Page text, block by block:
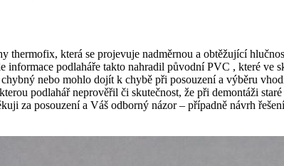
thermofix, která se projevuje nadměrnou a obtěžující
podlaháře takto nahradil původní PVC , které
nebo mohlo dojít k chybě při posouzení a výběru
podlahář neprověřil či skutečnost, že při demontáži
za posouzení a Váš odborný názor – případně návrh